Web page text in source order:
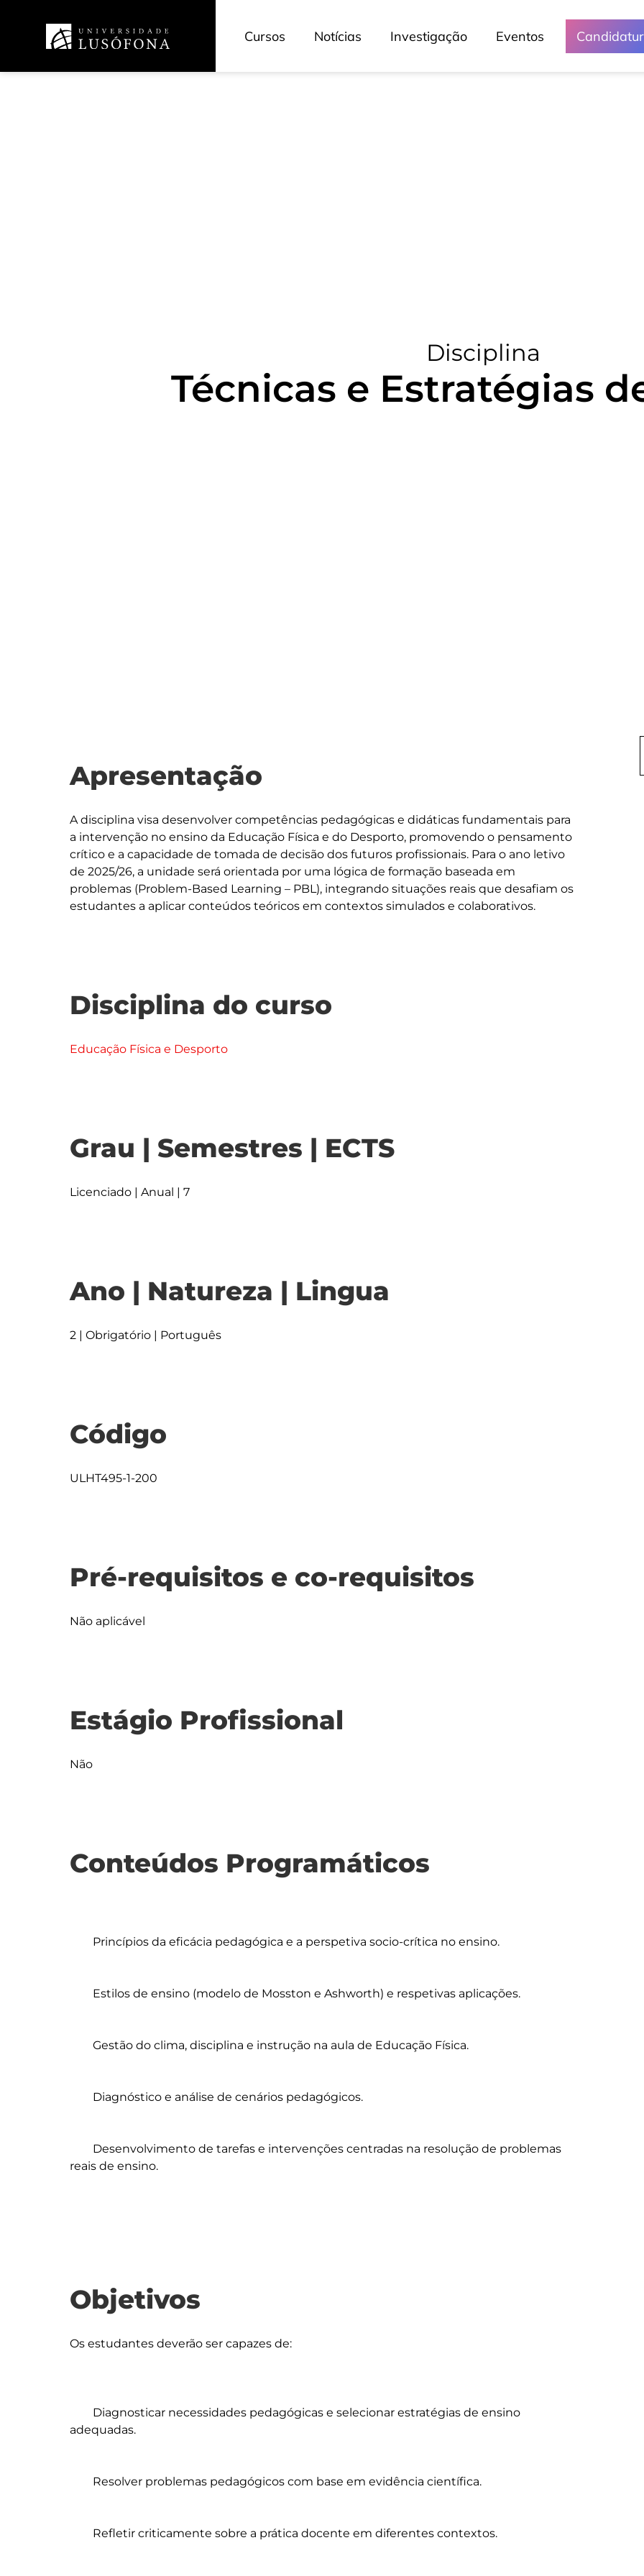
Cursos Notícias Investigação Eventos
Disciplina
Técnicas e Estratégias
Apresentação
A disciplina visa desenvolver competências pedagógicas e didáticas fundamentais para
a intervenção no ensino da Educação Física e do Desporto, promovendo o pensamento
crítico e a capacidade de tomada de decisão dos futuros profissionais. Para o ano letivo
de 2025/26, a unidade será orientada por uma lógica de formação baseada em
problemas (Problem-Based Learning – PBL), integrando situações reais que desafiam os
Disciplina do curso
Educação Física e Desporto
Grau | Semestres | ECTS
Licenciado | Anual | 7
Ano | Natureza | Lingua
2 | Obrigatório | Português
Código
ULHT495-1-200
Pré-requisitos e co-requisitos
Não aplicável
Estágio Profissional
Não
Conteúdos Programáticos
reais de ensino.
Objetivos
Os estudantes deverão ser capazes de:
adequadas.